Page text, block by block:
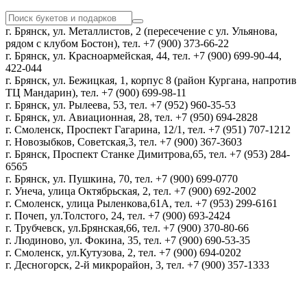
г. Брянск, ул. Металлистов, 2 (пересечение с ул. Ульянова,
рядом с клубом Бостон), тел. +7 (900) 373-66-22
г. Брянск, ул. Красноармейская, 44, тел. +7 (900) 699-90-44,
422-044
г. Брянск, ул. Бежицкая, 1, корпус 8 (район Кургана, напротив
ТЦ Мандарин), тел. +7 (900) 699-98-11
г. Брянск, ул. Рылеева, 53, тел. +7 (952) 960-35-53
г. Брянск, ул. Авиационная, 28, тел. +7 (950) 694-2828
г. Смоленск, Проспект Гагарина, 12/1, тел. +7 (951) 707-1212
г. Новозыбков, Советская,3, тел. +7 (900) 367-3603
г. Брянск, Проспект Станке Димитрова,65, тел. +7 (953) 284-
6565
г. Брянск, ул. Пушкина, 70, тел. +7 (900) 699-0770
г. Унеча, улица Октябрьская, 2, тел. +7 (900) 692-2002
г. Смоленск, улица Рыленкова,61А, тел. +7 (953) 299-6161
г. Почеп, ул.Толстого, 24, тел. +7 (900) 693-2424
г. Трубчевск, ул.Брянская,66, тел. +7 (900) 370-80-66
г. Людиново, ул. Фокина, 35, тел. +7 (900) 690-53-35
г. Смоленск, ул.Кутузова, 2, тел. +7 (900) 694-0202
г. Десногорск, 2-й микрорайон, 3, тел. +7 (900) 357-1333